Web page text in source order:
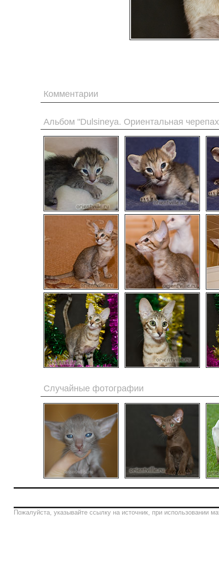
Комментарии
Альбом "Dulsineya. Ориентальная
Случайные фотографии
Пожалуйста, указывайте ссылку на источник, при использовании